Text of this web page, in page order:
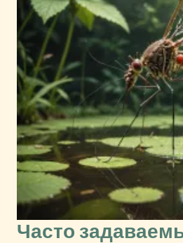
Часто